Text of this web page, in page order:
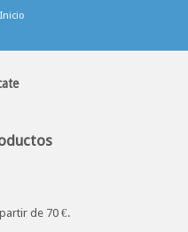
Inicio
de 70 €.